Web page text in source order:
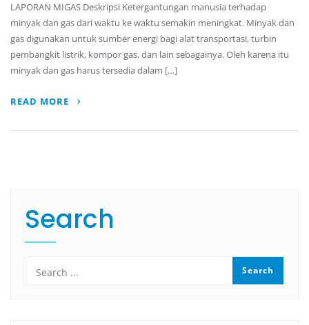
LAPORAN MIGAS Deskripsi Ketergantungan manusia terhadap
minyak dan gas dari waktu ke waktu semakin meningkat. Minyak dan
gas digunakan untuk sumber energi bagi alat transportasi, turbin
pembangkit listrik, kompor gas, dan lain sebagainya. Oleh karena itu
minyak dan gas harus tersedia dalam […]
READ MORE
Search